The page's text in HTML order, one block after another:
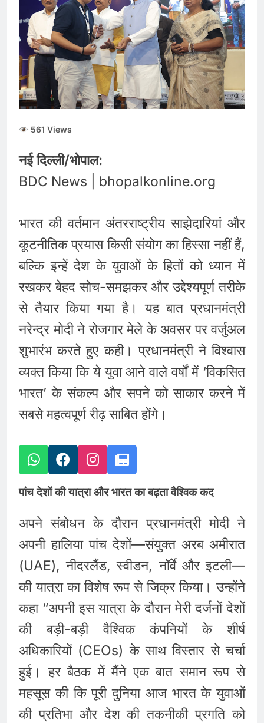
561 Views
नई दिल्ली/भोपाल:
BDC News | bhopalkonline.org
भारत की वर्तमान अंतरराष्ट्रीय साझेदारियां और
कूटनीतिक प्रयास किसी संयोग का हिस्सा नहीं हैं,
बल्कि इन्हें देश के युवाओं के हितों को ध्यान में
रखकर बेहद सोच-समझकर और उद्देश्यपूर्ण तरीके
से तैयार किया गया है। यह बात प्रधानमंत्री
नरेन्द्र मोदी ने रोजगार मेले के अवसर पर वर्जुअल
शुभारंभ करते हुए कही। प्रधानमंत्री ने विश्वास
व्यक्त किया कि ये युवा आने वाले वर्षों में ‘विकसित
भारत’ के संकल्प और सपने को साकार करने में
सबसे महत्वपूर्ण रीढ़ साबित होंगे।
पांच देशों की यात्रा और भारत का बढ़ता वैश्विक कद
अपने संबोधन के दौरान प्रधानमंत्री मोदी ने
अपनी हालिया पांच देशों—संयुक्त अरब अमीरात
(UAE), नीदरलैंड, स्वीडन, नॉर्वे और इटली—
की यात्रा का विशेष रूप से जिक्र किया। उन्होंने
कहा “अपनी इस यात्रा के दौरान मेरी दर्जनों देशों
की बड़ी-बड़ी वैश्विक कंपनियों के शीर्ष
अधिकारियों (CEOs) के साथ विस्तार से चर्चा
हुई। हर बैठक में मैंने एक बात समान रूप से
महसूस की कि पूरी दुनिया आज भारत के युवाओं
की प्रतिभा और देश की तकनीकी प्रगति को